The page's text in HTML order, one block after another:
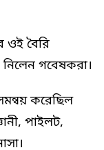
ওই বৈরি
গবেষকরা।
করেছিল
পাইলট,